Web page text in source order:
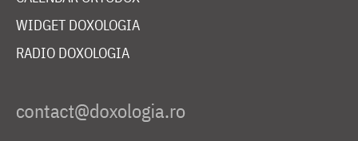
WIDGET DOXOLOGIA
RADIO DOXOLOGIA